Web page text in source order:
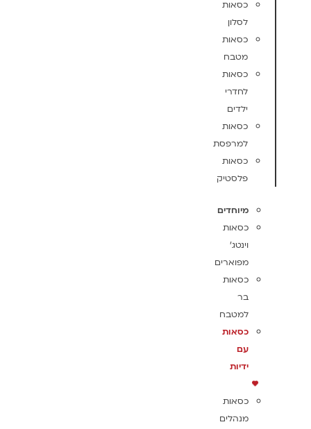
כסאות
לסלון
כסאות
מטבח
כסאות
לחדרי
ילדים
כסאות
למרפסת
כסאות
פלסטיק
מיוחדים
כסאות
וינטג'
מפוארים
כסאות
בר
למטבח
כסאות
עם
ידיות
כסאות
מנהלים